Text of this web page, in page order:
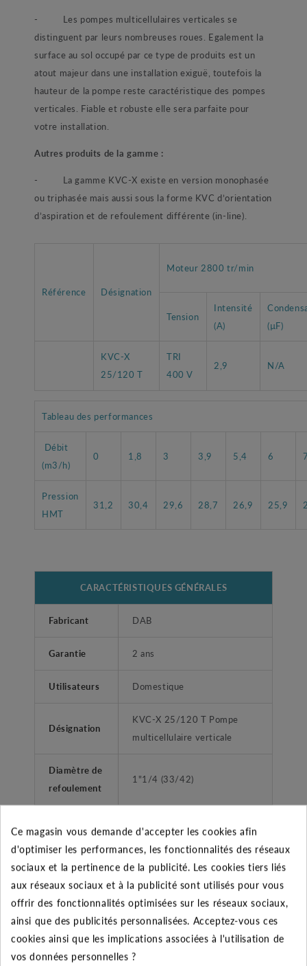
- Les pompes multicellulaires verticales se
distinguent par leurs nombreuses roues. Egalement la
surface au sol occupé par ce type de produits est un
atout majeur dans une installation exiguë, toutefois la
hauteur de la pompe reste caractéristique des pompes
verticales. Fiable et robuste elle sera parfaite pour
votre installation.
Autres produits de la gamme :
- La gamme KVC-X existe en version monophasée
ou triphasée mais aussi sous la forme KVC d’orientation
d’aspiration et de refoulement différente (in-line).
Référence Désignation
Moteur 2800 tr/min
Tension
Intensité
(A)
(µF)
KVC-X
25/120 T
TRI
400 V
2,9 N/A
Tableau des performances
Débit
(m3/h)
0 1,8 3 3,9 5,4 6
Pression
HMT
31,2 30,4 29,6 28,7 26,9 25,9
CARACTÉRISTIQUES GÉNÉRALES
Fabricant DAB
Garantie 2 ans
Utilisateurs Domestique
Désignation
KVC-X 25/120 T Pompe
multicellulaire verticale
Diamètre de
refoulement
1"1/4 (33/42)
Type liquide
solides ou abrasifs, non
agressifs.
Application
surpression habitations -
collectivitées
Type de
refoulement
Femelle taraudé
Ce magasin vous demande d'accepter les cookies afin
d'optimiser les performances, les fonctionnalités des réseaux
sociaux et la pertinence de la publicité. Les cookies tiers liés
aux réseaux sociaux et à la publicité sont utilisés pour vous
offrir des fonctionnalités optimisées sur les réseaux sociaux,
ainsi que des publicités personnalisées. Acceptez-vous ces
cookies ainsi que les implications associées à l'utilisation de
vos données personnelles ?